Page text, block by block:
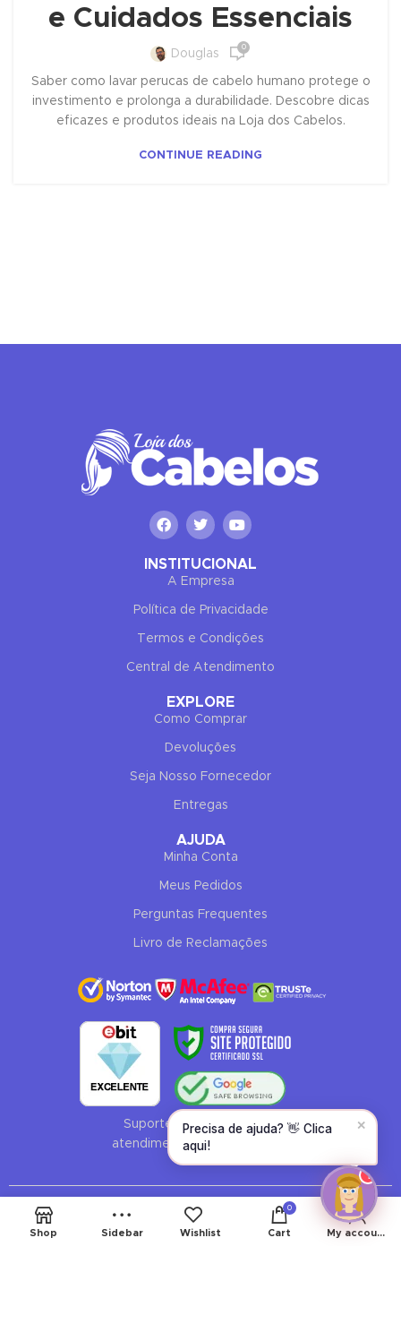
e Cuidados Essenciais
Douglas 0
Saber como lavar perucas de cabelo humano protege o
investimento e prolonga a durabilidade. Descobre dicas
eficazes e produtos ideais na Loja dos Cabelos.
CONTINUE READING
INSTITUCIONAL
A Empresa
Política de Privacidade
Termos e Condições
Central de Atendimento
EXPLORE
Como Comprar
Devoluções
Seja Nosso Fornecedor
Entregas
AJUDA
Minha Conta
Meus Pedidos
Perguntas Frequentes
Livro de Reclamações
Suporte ao Cliente 24 horas:
atendimento@lojadoscabelos.pt
2023 – LOJA DOS CABELOS – TODOS OS DIREITOS
Precisa de ajuda? 👋 Clica
aqui!
✕
1
END CONVERSATION
Elisa Rodrigues
Online now
name and email 😊
Email
CONTINUE →
Shop Sidebar Wishlist
0
Cart My account